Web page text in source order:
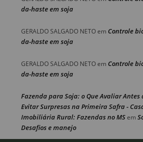
da-haste em soja
GERALDO SALGADO NETOem Controle
da-haste em soja
GERALDO SALGADO NETOem Controle
da-haste em soja
Fazenda para Soja: o Que Avaliar Antes
Evitar Surpresas na Primeira Safra -
Imobiliária Rural: Fazendas no MSem
Desafios e manejo